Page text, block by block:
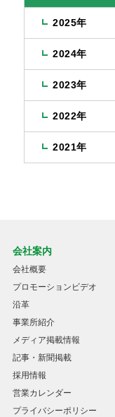
2025年
2024年
2023年
2022年
2021年
会社案内
会社概要
プロモーションビデオ
沿革
事業所紹介
メディア掲載情報
記事・新聞掲載
採用情報
営業カレンダー
プライバシーポリシー